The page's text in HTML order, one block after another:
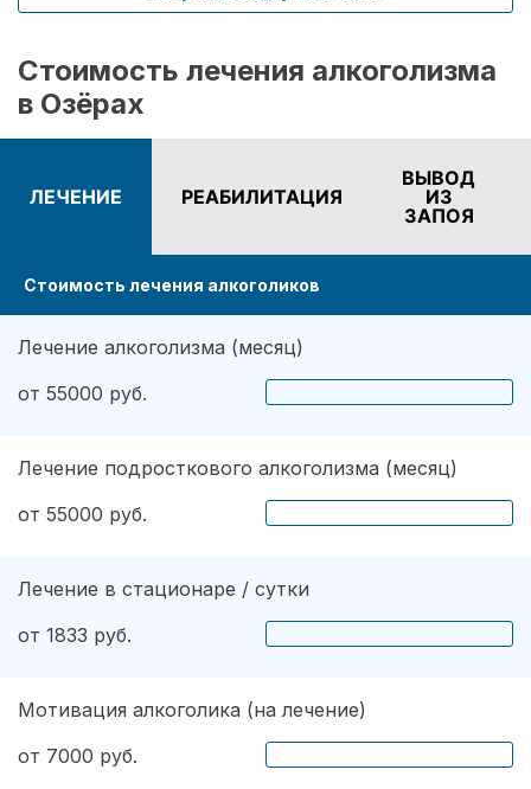
комплексе провели процедуру кодирования.
Вылечить в моем случае оказалось не так-то
просто. Мне было недостаточно только
оказания первой помощи при запое. Врачи, не
теряя времени, подобрали для меня несколько
эффективных методов. Психиатр определил
наличие дополнительных проблем. Также хочу
вам сказать, что огромное значение имеет
мотивация. Сейчас я абсолютно не
употребляю напитков. Не пью уже три года,
надеюсь продолжать в том же духе.
Стоимость лечения алкоголизма
в Озёрах
ЛЕЧЕНИЕ РЕАБИЛИТАЦИЯ
ВЫВОД
ИЗ
ЗАПОЯ
Стоимость лечения алкоголиков
Лечение алкоголизма (месяц)
от 55000 руб.
Лечение подросткового алкоголизма (месяц)
от 55000 руб.
Лечение в стационаре / сутки
от 1833 руб.
Мотивация алкоголика (на лечение)
от 7000 руб.